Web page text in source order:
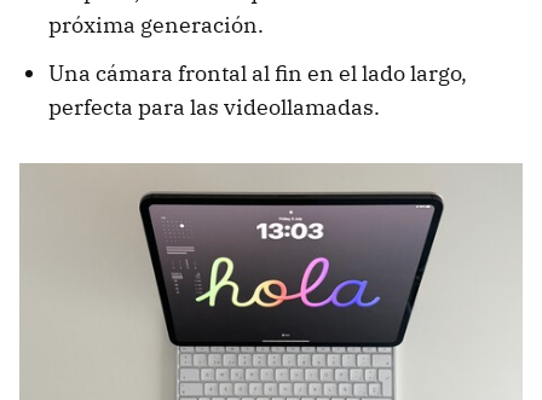
próxima generación.
Una cámara frontal al fin en el lado largo,
perfecta para las videollamadas.